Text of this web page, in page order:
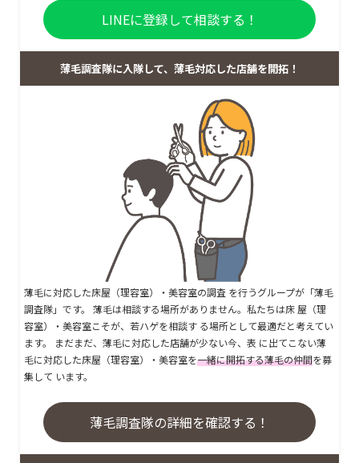
LINEに登録して相談する！
薄毛調査隊に入隊して、薄毛対応した店舗を開拓！
薄毛に対応した床屋（理容室）・美容室の調査 を行うグループが「薄毛
調査隊」です。 薄毛は相談する場所がありません。私たちは床 屋（理
容室）・美容室こそが、若ハゲを相談す る場所として最適だと考えてい
ます。 まだまだ、薄毛に対応した店舗が少ない今、表 に出てこない薄
毛に対応した床屋（理容室）・美容室を一緒に開拓する薄毛の仲間を募
集して います。
薄毛調査隊の詳細を確認する！